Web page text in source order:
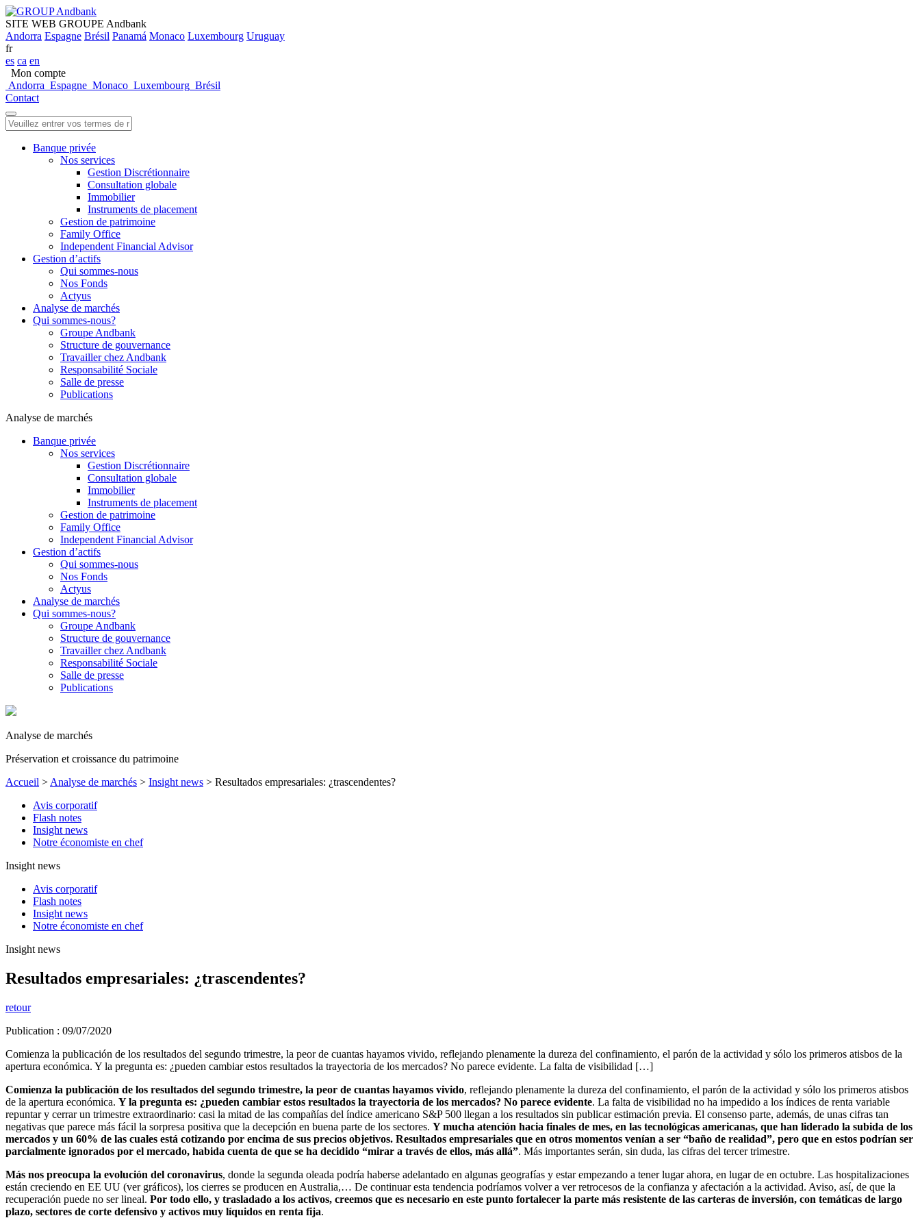
SITE WEB GROUPE Andbank
Andorra Espagne Brésil Panamá Monaco Luxembourg Uruguay
fr
es ca en
Mon compte
Andorra Espagne Monaco Luxembourg Brésil
Contact
Banque privée
Nos services
Gestion Discrétionnaire
Consultation globale
Immobilier
Instruments de placement
Gestion de patrimoine
Family Office
Independent Financial Advisor
Gestion d’actifs
Qui sommes-nous
Nos Fonds
Actyus
Analyse de marchés
Qui sommes-nous?
Groupe Andbank
Structure de gouvernance
Travailler chez Andbank
Responsabilité Sociale
Salle de presse
Publications
Analyse de marchés
Banque privée
Nos services
Gestion Discrétionnaire
Consultation globale
Immobilier
Instruments de placement
Gestion de patrimoine
Family Office
Independent Financial Advisor
Gestion d’actifs
Qui sommes-nous
Nos Fonds
Actyus
Analyse de marchés
Qui sommes-nous?
Groupe Andbank
Structure de gouvernance
Travailler chez Andbank
Responsabilité Sociale
Salle de presse
Publications
Analyse de marchés
Préservation et croissance du patrimoine
Accueil > Analyse de marchés > Insight news > Resultados empresariales: ¿trascendentes?
Avis corporatif
Flash notes
Insight news
Notre économiste en chef
Insight news
Avis corporatif
Flash notes
Insight news
Notre économiste en chef
Insight news
Resultados empresariales: ¿trascendentes?
retour
Publication : 09/07/2020
Comienza la publicación de los resultados del segundo trimestre, la peor de cuantas hayamos vivido, reflejando plenamente la dureza del confinamiento, el parón de la actividad y sólo los primeros atisbos de la
apertura económica. Y la pregunta es: ¿pueden cambiar estos resultados la trayectoria de los mercados? No parece evidente. La falta de visibilidad […]
Comienza la publicación de los resultados del segundo trimestre, la peor de cuantas hayamos vivido, reflejando plenamente la dureza del confinamiento, el parón de la actividad y sólo los primeros atisbos
de la apertura económica. Y la pregunta es: ¿pueden cambiar estos resultados la trayectoria de los mercados? No parece evidente. La falta de visibilidad no ha impedido a los índices de renta variable
repuntar y cerrar un trimestre extraordinario: casi la mitad de las compañías del índice americano S&P 500 llegan a los resultados sin publicar estimación previa. El consenso parte, además, de unas cifras tan
negativas que parece más fácil la sorpresa positiva que la decepción en buena parte de los sectores. Y mucha atención hacia finales de mes, en las tecnológicas americanas, que han liderado la subida de los
mercados y un 60% de las cuales está cotizando por encima de sus precios objetivos. Resultados empresariales que en otros momentos venían a ser “baño de realidad”, pero que en estos podrían ser
parcialmente ignorados por el mercado, habida cuenta de que se ha decidido “mirar a través de ellos, más allá”. Más importantes serán, sin duda, las cifras del tercer trimestre.
Más nos preocupa la evolución del coronavirus, donde la segunda oleada podría haberse adelantado en algunas geografías y estar empezando a tener lugar ahora, en lugar de en octubre. Las hospitalizaciones
están creciendo en EE UU (ver gráficos), los cierres se producen en Australia,… De continuar esta tendencia podríamos volver a ver retrocesos de la confianza y afectación a la actividad. Aviso, así, de que la
recuperación puede no ser lineal. Por todo ello, y trasladado a los activos, creemos que es necesario en este punto fortalecer la parte más resistente de las carteras de inversión, con temáticas de largo
plazo, sectores de corte defensivo y activos muy líquidos en renta fija.